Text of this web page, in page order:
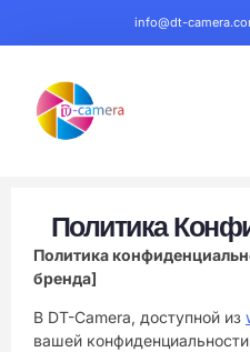
info@dt-
Политика
Политика
бренда]
В DT-Camera, доступной из
вашей